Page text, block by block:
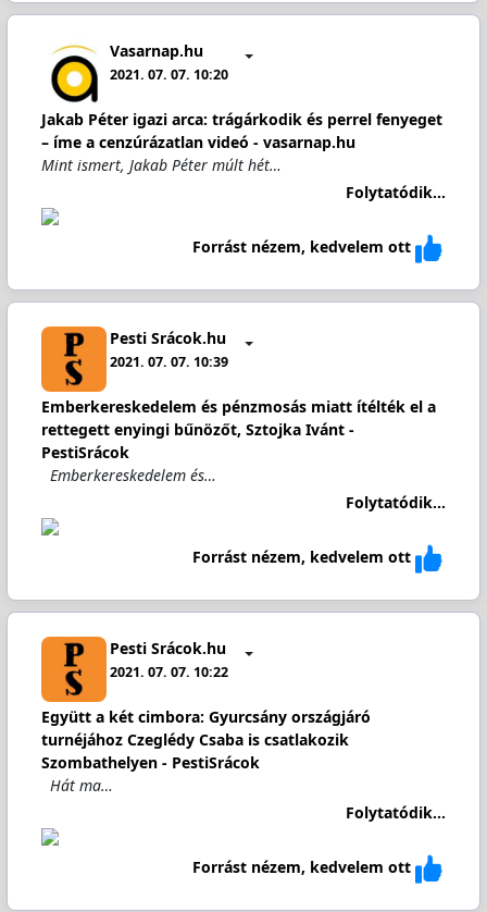
Vasarnap.hu
2021. 07. 07. 10:20
Jakab Péter igazi arca: trágárkodik és perrel fenyeget
– íme a cenzúrázatlan videó - vasarnap.hu
Mint ismert, Jakab Péter múlt hét…
Folytatódik...
Forrást nézem, kedvelem ott
Pesti Srácok.hu
2021. 07. 07. 10:39
Emberkereskedelem és pénzmosás miatt ítélték el a
rettegett enyingi bűnözőt, Sztojka Ivánt -
PestiSrácok
Emberkereskedelem és…
Folytatódik...
Forrást nézem, kedvelem ott
Pesti Srácok.hu
2021. 07. 07. 10:22
Együtt a két cimbora: Gyurcsány országjáró
turnéjához Czeglédy Csaba is csatlakozik
Szombathelyen - PestiSrácok
Hát ma…
Folytatódik...
Forrást nézem, kedvelem ott